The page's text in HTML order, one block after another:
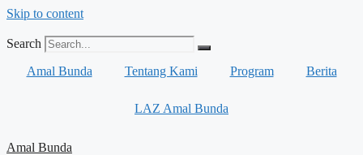
Skip to content
Search
Amal Bunda
Tentang Kami Program Berita
LAZ Amal Bunda
Amal Bunda